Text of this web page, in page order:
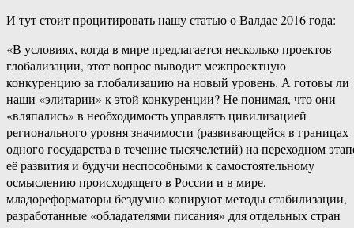
И тут стоит процитировать нашу статью о Валдае 2016 года:
«В условиях, когда в мире предлагается несколько проектов
глобализации, этот вопрос выводит межпроектную
конкуренцию за глобализацию на новый уровень. А готовы ли
наши «элитарии» к этой конкуренции? Не понимая, что они
«вляпались» в необходимость управлять цивилизацией
регионального уровня значимости (развивающейся в границах
одного государства в течение тысячелетий) на переходном
её развития и будучи неспособными к самостоятельному
осмыслению происходящего в России и в мире,
младореформаторы бездумно копируют методы стабилизации,
разработанные «обладателями писания» для отдельных стран